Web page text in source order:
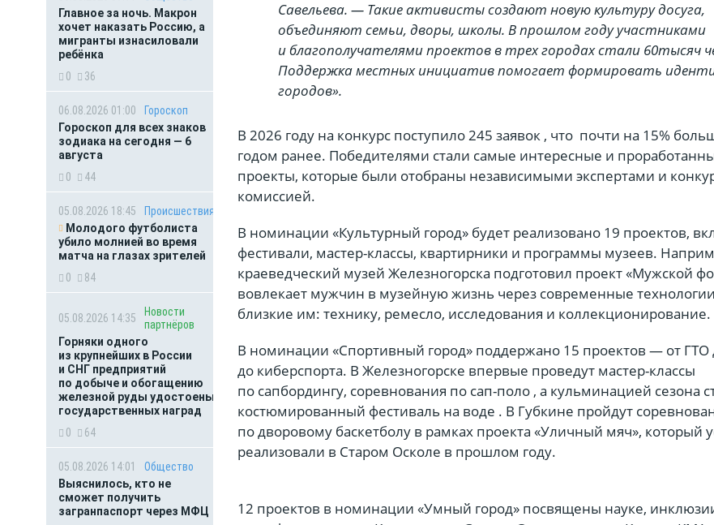
Главное за ночь. Макрон
хочет наказать Россию, а
мигранты изнасиловали
ребёнка
0
36
06.08.2026 01:00
Гороскоп
Гороскоп для всех знаков
зодиака на сегодня — 6
августа
0
44
05.08.2026 18:45
Происшествия
Молодого футболиста
убило молнией во время
матча на глазах зрителей
0
84
05.08.2026 14:35
Новости
партнёров
Горняки одного
из крупнейших в России
и СНГ предприятий
по добыче и обогащению
железной руды удостоены
государственных наград
0
64
05.08.2026 14:01
Общество
Выяснилось, кто не
сможет получить
загранпаспорт через МФЦ
Савельева. — Такие активисты создают новую культуру досуга,
объединяют семьи, дворы, школы. В прошлом году участниками
и благополучателями проектов в трех городах стали 60тысяч
Поддержка местных инициатив помогает формировать
городов».
В 2026 году на конкурс поступило 245 заявок , что почти на 15%
годом ранее. Победителями стали самые интересные и
проекты, которые были отобраны независимыми экспертами и
комиссией.
В номинации «Культурный город» будет реализовано 19 проектов,
фестивали, мастер-классы, квартирники и программы музеев.
краеведческий музей Железногорска подготовил проект «Мужской
вовлекает мужчин в музейную жизнь через современные
близкие им: технику, ремесло, исследования и коллекционирование.
В номинации «Спортивный город» поддержано 15 проектов — от ГТО
до киберспорта. В Железногорске впервые проведут мастер-классы
по сапбордингу, соревнования по сап-поло , а кульминацией сезона
костюмированный фестиваль на воде . В Губкине пройдут
по дворовому баскетболу в рамках проекта «Уличный мяч», который
реализовали в Старом Осколе в прошлом году.
12 проектов в номинации «Умный город» посвящены науке,